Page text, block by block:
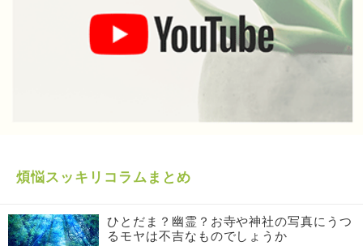
煩悩スッキリコラムまとめ
ひとだま？幽霊？お寺や神社の写真にうつ
るモヤは不吉なものでしょうか